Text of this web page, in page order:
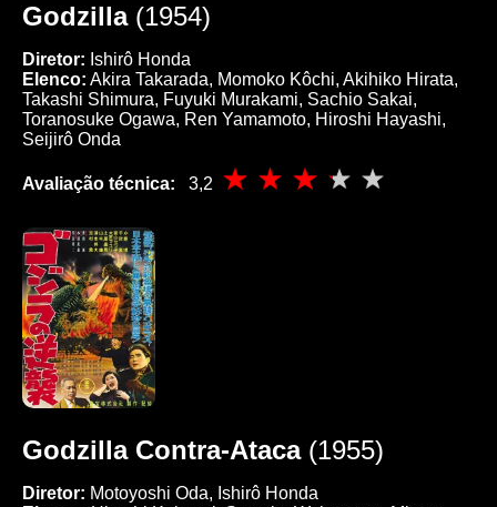
Godzilla(1954)
Diretor: Ishirô Honda
Elenco: Akira Takarada, Momoko Kôchi, Akihiko Hirata,
Takashi Shimura, Fuyuki Murakami, Sachio Sakai,
Toranosuke Ogawa, Ren Yamamoto, Hiroshi Hayashi,
Seijirô Onda
Avaliação técnica: 3,2
Godzilla Contra-Ataca(1955)
Diretor: Motoyoshi Oda, Ishirô Honda